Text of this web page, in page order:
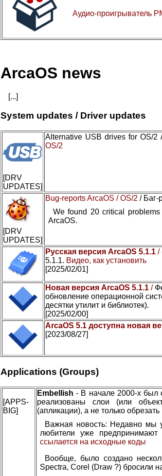
Аудио-проигрыватель
ArcaOS news
[...]
System updates / Driver updates
[DRV
UPDATES]
Alternative USB drives for OS/
OS/2
[DRV
UPDATES]
Bug-reports ArcaOS / OS/2 / Баг-
We found 20 critical
ArcaOS.
Русская версия ArcaOS 5.1.1 /
5.1.1. Видео, как установить
[2025/02/01]
Новая версия ArcaOS 5.1.1 /
обновление операционной
десятки утилит и библиотек).
[2025/02/00]
ArcaOS 5.1 доступна новая
[2023/08/27]
Applications (Groups)
[APPS-
BIG]
Embellish - В начале 2000-х был
реализованы слои (или
(апликации), а не только
Важная новость: Недавно мы
любители уже
ссылается на исходные коды
Вообще, было создано
Spectra, Corel (Draw ?) бросили